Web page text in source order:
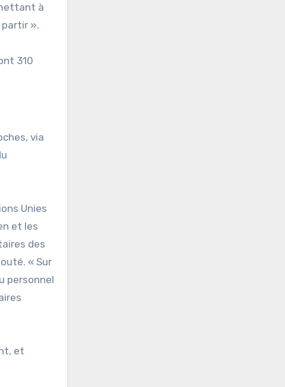
à
».
310
via
Unies
et les
des
« Sur
personnel
et